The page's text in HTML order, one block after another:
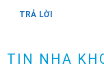
TRẢ LỜI
TIN NHA